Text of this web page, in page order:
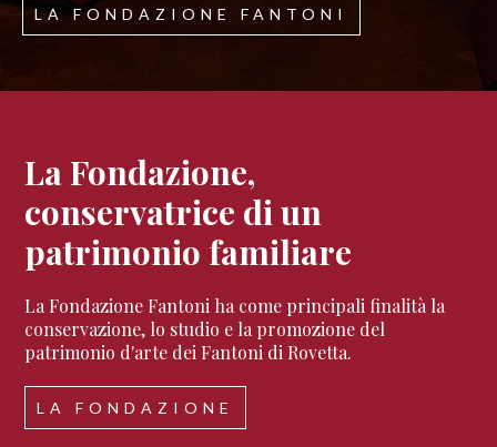
LA FONDAZIONE FANTONI
La Fondazione,
conservatrice di un
patrimonio familiare
La Fondazione Fantoni ha come principali finalità la
conservazione, lo studio e la promozione del
patrimonio d'arte dei Fantoni di Rovetta.
LA FONDAZIONE